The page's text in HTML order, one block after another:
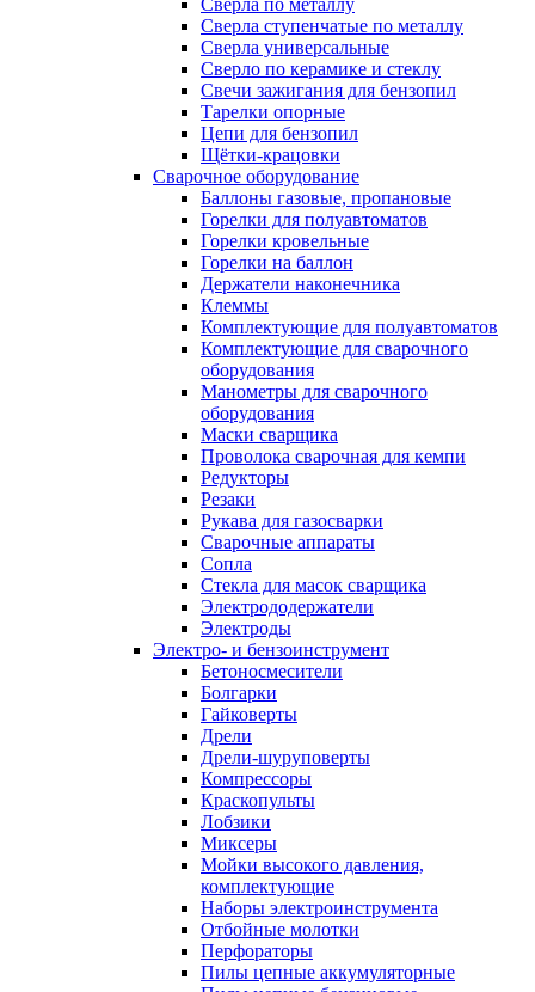
Сверла по металлу
Сверла ступенчатые по металлу
Сверла универсальные
Сверло по керамике и стеклу
Свечи зажигания для бензопил
Тарелки опорные
Цепи для бензопил
Щётки-крацовки
Сварочное оборудование
Баллоны газовые, пропановые
Горелки для полуавтоматов
Горелки кровельные
Горелки на баллон
Держатели наконечника
Клеммы
Комплектующие для полуавтоматов
Комплектующие для сварочного
оборудования
Манометры для сварочного
оборудования
Маски сварщика
Проволока сварочная для кемпи
Редукторы
Резаки
Рукава для газосварки
Сварочные аппараты
Сопла
Стекла для масок сварщика
Электрододержатели
Электроды
Электро- и бензоинструмент
Бетоносмесители
Болгарки
Гайковерты
Дрели
Дрели-шуруповерты
Компрессоры
Краскопульты
Лобзики
Миксеры
Мойки высокого давления,
комплектующие
Наборы электроинструмента
Отбойные молотки
Перфораторы
Пилы цепные аккумуляторные